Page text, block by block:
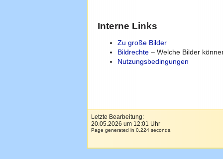
Interne Links
Zu große Bilder
Bildrechte– Welche Bilder
Nutzungsbedingungen
Letzte Bearbeitung:
20.05.2026 um 12:01 Uhr
Page generated in 0.224 seconds.